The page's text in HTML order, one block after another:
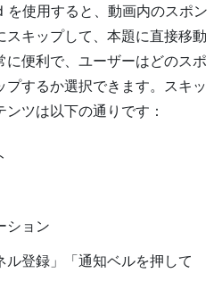
使用すると、動画内のスポン
キップして、本題に直接移動
に便利で、ユーザーはどのスポ
プするか選択できます。スキッ
ツは以下の通りです：
ション
ル登録」「通知ベルを押して